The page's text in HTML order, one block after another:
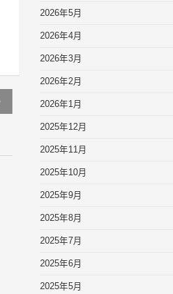
2026年5月
2026年4月
2026年3月
2026年2月
2026年1月
2025年12月
2025年11月
2025年10月
2025年9月
2025年8月
2025年7月
2025年6月
2025年5月